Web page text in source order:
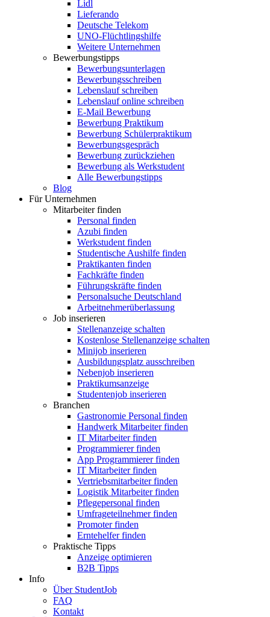
Lidl
Lieferando
Deutsche Telekom
UNO-Flüchtlingshilfe
Weitere Unternehmen
Bewerbungstipps
Bewerbungsunterlagen
Bewerbungsschreiben
Lebenslauf schreiben
Lebenslauf online schreiben
E-Mail Bewerbung
Bewerbung Praktikum
Bewerbung Schülerpraktikum
Bewerbungsgespräch
Bewerbung zurückziehen
Bewerbung als Werkstudent
Alle Bewerbungstipps
Blog
Für Unternehmen
Mitarbeiter finden
Personal finden
Azubi finden
Werkstudent finden
Studentische Aushilfe finden
Praktikanten finden
Fachkräfte finden
Führungskräfte finden
Personalsuche Deutschland
Arbeitnehmerüberlassung
Job inserieren
Stellenanzeige schalten
Kostenlose Stellenanzeige schalten
Minijob inserieren
Ausbildungsplatz ausschreiben
Nebenjob inserieren
Praktikumsanzeige
Studentenjob inserieren
Branchen
Gastronomie Personal finden
Handwerk Mitarbeiter finden
IT Mitarbeiter finden
Programmierer finden
App Programmierer finden
IT Mitarbeiter finden
Vertriebsmitarbeiter finden
Logistik Mitarbeiter finden
Pflegepersonal finden
Umfrageteilnehmer finden
Promoter finden
Erntehelfer finden
Praktische Tipps
Anzeige optimieren
B2B Tipps
Info
Über StudentJob
FAQ
Kontakt